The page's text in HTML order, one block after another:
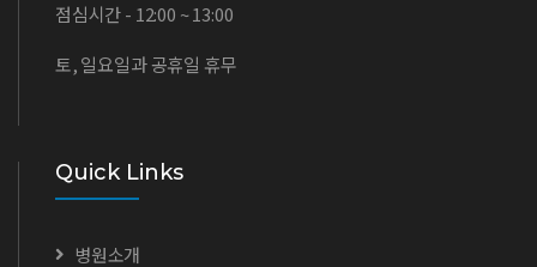
점심시간 - 12:00 ~ 13:00
토, 일요일과 공휴일 휴무
Quick Links
병원소개